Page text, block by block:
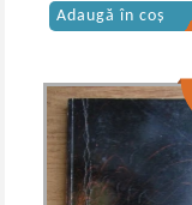
Adaugă în coș